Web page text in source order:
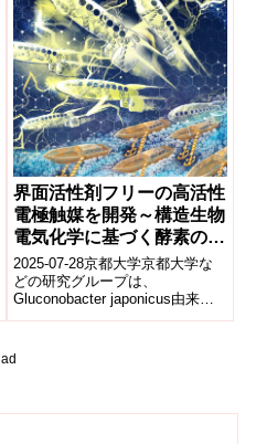
界面活性剤フリーの高活性
電極触媒を開発～構造生物
電気化学に基づく酵素の合
理的設計～
2025-07-28京都大学京都大学な
どの研究グループは、
Gluconobacter japonicus由来の
フルクトース脱水酵素(FDH)の膜
ad